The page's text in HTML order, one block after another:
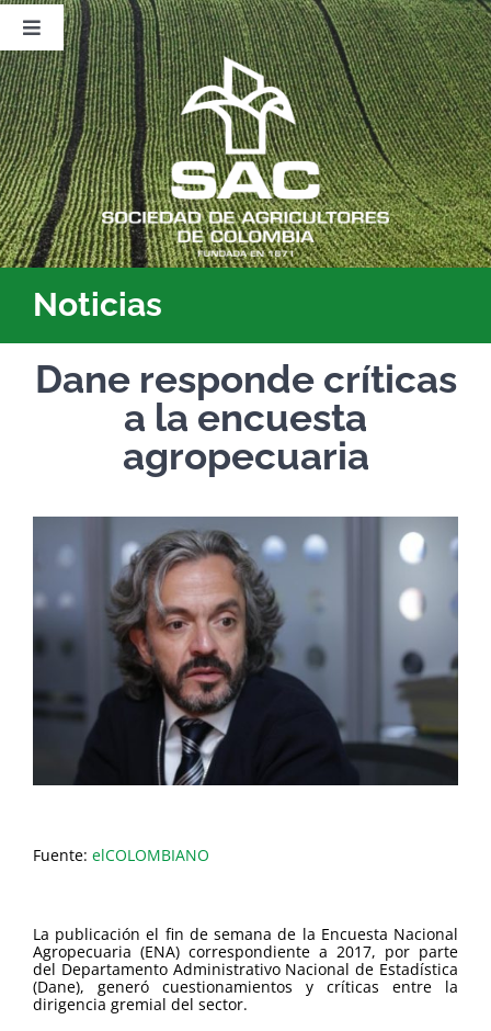
Saltar
contenido
Toggle
Navigation
Nosotros
Publicaciones
Sala de Prensa
Eventos
Noticias
Dane responde críticas
a la encuesta
agropecuaria
Fuente: elCOLOMBIANO
La publicación el fin de semana de la Encuesta Nacional
Agropecuaria (ENA) correspondiente a 2017, por parte
del Departamento Administrativo Nacional de Estadística
(Dane), generó cuestionamientos y críticas entre la
dirigencia gremial del sector.